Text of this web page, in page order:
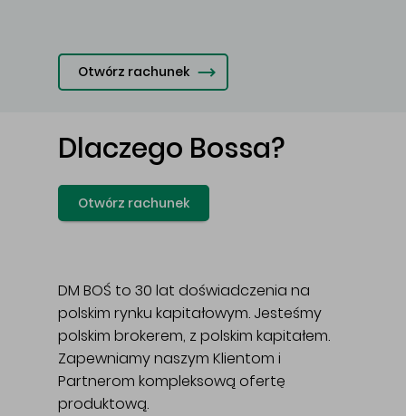
Otwórz rachunek
Dlaczego Bossa?
Otwórz rachunek
DM BOŚ to 30 lat doświadczenia na
polskim rynku kapitałowym. Jesteśmy
polskim brokerem, z polskim kapitałem.
Zapewniamy naszym Klientom i
Partnerom kompleksową ofertę
produktową.